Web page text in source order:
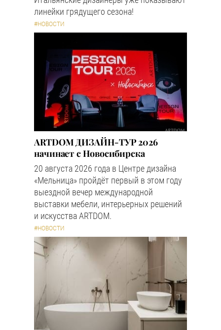
линейки грядущего сезона!
#НОВОСТИ
ARTDOM ДИЗАЙН-ТУР 2026
начинает с Новосибирска
20 августа 2026 года в Центре дизайна
«Мельница» пройдёт первый в этом году
выездной вечер международной
выставки мебели, интерьерных решений
и искусства ARTDOM.
#НОВОСТИ